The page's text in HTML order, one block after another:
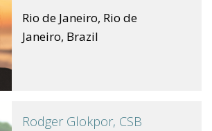
Rio de Janeiro, Rio de
Janeiro, Brazil
Rodger Glokpor, CSB